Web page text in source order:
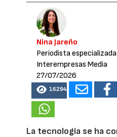
Nina Jareño
Periodista
Interempresas Media
27/07/2026
16294
La tecnología se ha